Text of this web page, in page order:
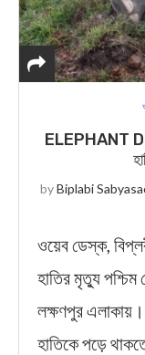
ELEPHANT
byBiplabi
ওয়েব ডেস্ক,
হাতির মৃত্যু পশ্চিম
লক্ষণপুর এলাকায়।
হাতিকে পড়ে